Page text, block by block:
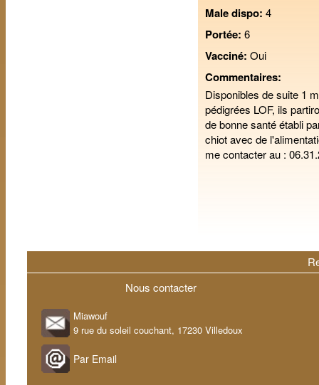
Male dispo: 4
Portée: 6
Vacciné: Oui
Commentaires:
Disponibles de suite 1
pédigrées LOF, ils
de bonne santé établi
chiot avec de
me contacter au :
Nous contacter
Miawouf
9 rue du soleil couchant, 17230 Villedoux
Par Email